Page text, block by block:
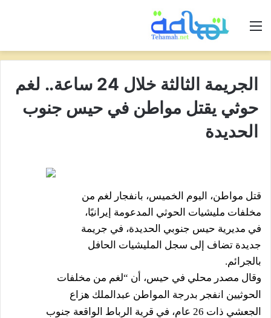
القائمة
الجريمة الثالثة خلال 24 ساعة.. لغم
حوثي يقتل مواطن في حيس جنوب
الحديدة
قتل مواطن، اليوم الخميس، بانفجار لغم من
مخلفات مليشيات الحوثي المدعومة إيرانيًا،
في مديرية حيس جنوبي الحديدة، في جريمة
جديدة تضاف إلى سجل المليشيات الحافل
بالجرائم.
وقال مصدر محلي في حيس، أن “لغم من مخلفات
الحوثيين انفجر بدرجة المواطن عبدالملك هزاع
الجعشي ذات 26 عام، في قرية الرباط الواقعة جنوب